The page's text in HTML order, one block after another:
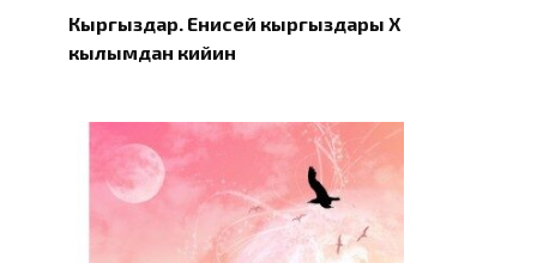
Кыргыздар. Eнисей кыргыздары X
кылымдан кийин